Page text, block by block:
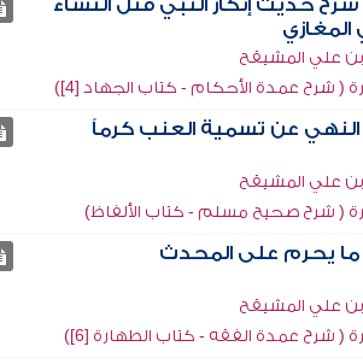
شرح حديث إنكار النبي قتل النساء
المغازي
علي المشيقح
شرح عمدة الأحكام - كتاب الجهاد [4])
النهي عن تسمية العنب كرماً
علي المشيقح
( شرح صحيح مسلم - كتاب الألفاظ)
ما يحرم على المحدث
علي المشيقح
شرح عمدة الفقه - كتاب الطهارة [6])